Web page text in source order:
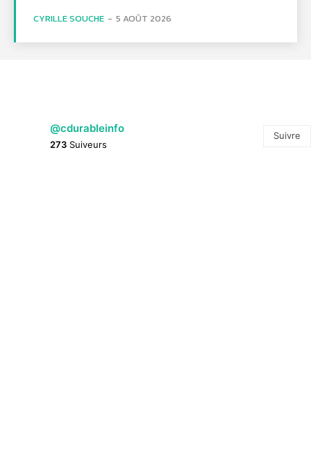
CYRILLE SOUCHE - 5 AOÛT 2026
@cdurableinfo
273 Suiveurs
Suivre